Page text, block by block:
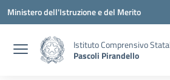
Vai ai contenuti
Vai al menu di navigazione
Vai al footer
Ministero dell'Istruzione e del Merito
Istituto Comprensivo
Pascoli Pirandello